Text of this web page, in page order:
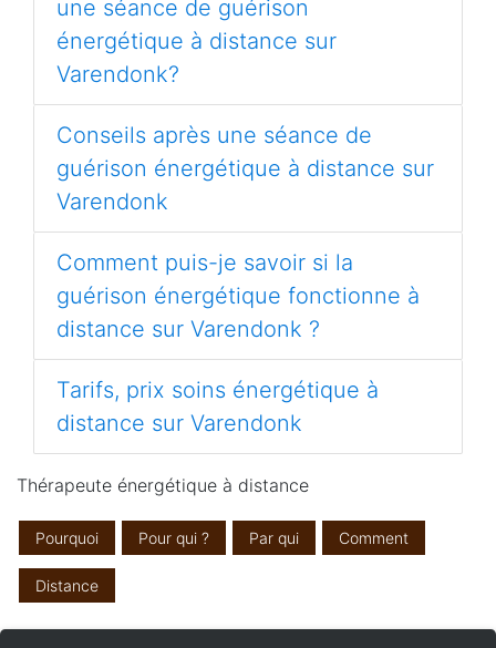
une séance de guérison
énergétique à distance sur
Varendonk?
Conseils après une séance de
guérison énergétique à distance sur
Varendonk
Comment puis-je savoir si la
guérison énergétique fonctionne à
distance sur Varendonk ?
Tarifs, prix soins énergétique à
distance sur Varendonk
Thérapeute énergétique à distance
Pourquoi Pour qui ? Par qui Comment
Distance